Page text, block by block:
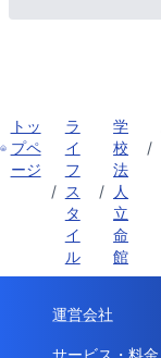
トッ
プペ
ージ
/
ラ
イ
フ
ス
タ
イ
ル
/
学
校
法
人
立
命
館
/
運営会社
サービス・料金